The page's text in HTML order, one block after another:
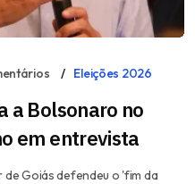
Eleições 2026
a Bolsonaro no
em entrevista
Goiás defendeu o 'fim da